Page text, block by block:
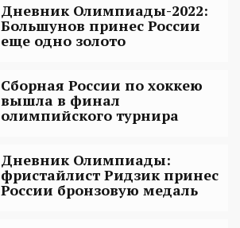
Дневник Олимпиады-2022:
Большунов принес России
еще одно золото
Сборная России по хоккею
вышла в финал
олимпийского турнира
Дневник Олимпиады:
фристайлист Ридзик принес
России бронзовую медаль